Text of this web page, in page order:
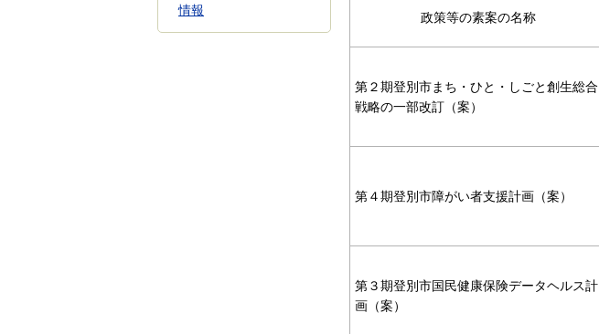
政策等の素案の名称
第２期登別市まち・ひと・しごと創生総合
戦略の一部改訂（案）
第４期登別市障がい者支援計画（案）
第３期登別市国民健康保険データヘルス計
画（案）
情報